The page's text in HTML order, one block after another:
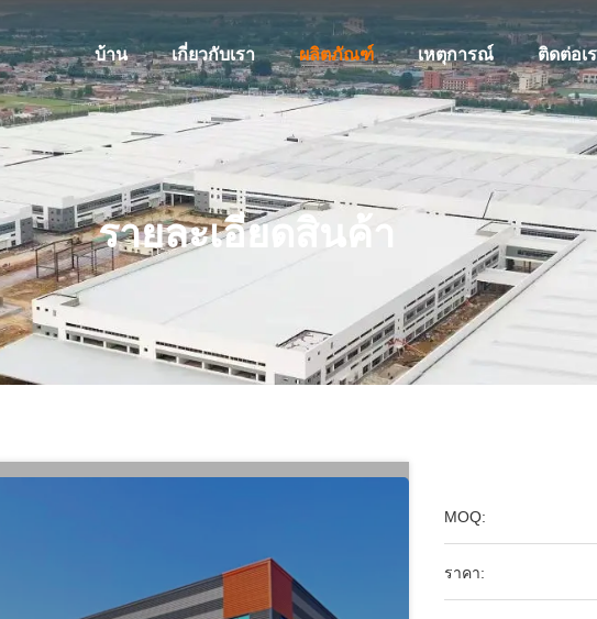
บ้าน เกี่ยวกับเรา ผลิตภัณฑ์ เหตุการณ์ ติดต่อเ
รายละเอียดสินค้า
MOQ:
ราคา: